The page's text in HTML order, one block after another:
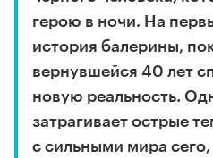
герою в ночи. На
история балерины,
вернувшейся 40 лет
новую реальность.
затрагивает острые
с сильными мира